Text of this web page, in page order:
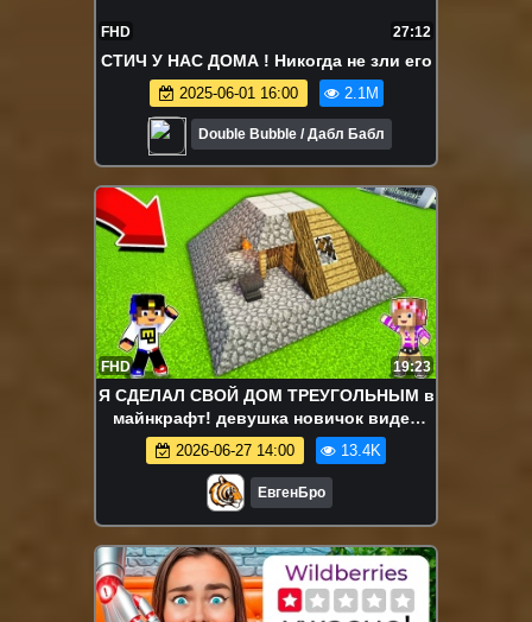
FHD 27:12
СТИЧ У НАС ДОМА ! Никогда не зли его
2025-06-01 16:00 2.1M
Double Bubble / Дабл Бабл
FHD 19:23
Я СДЕЛАЛ СВОЙ ДОМ ТРЕУГОЛЬНЫМ в
майнкрафт! девушка новичок видео
minecraft
2026-06-27 14:00 13.4K
ЕвгенБро